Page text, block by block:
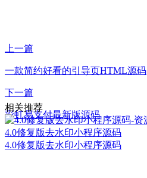
上一篇
一款简约好看的引导页HTML源码
下一篇
彩虹易支付最新版源码
相关推荐
4.0修复版去水印小程序源码
4.0修复版去水印小程序源码